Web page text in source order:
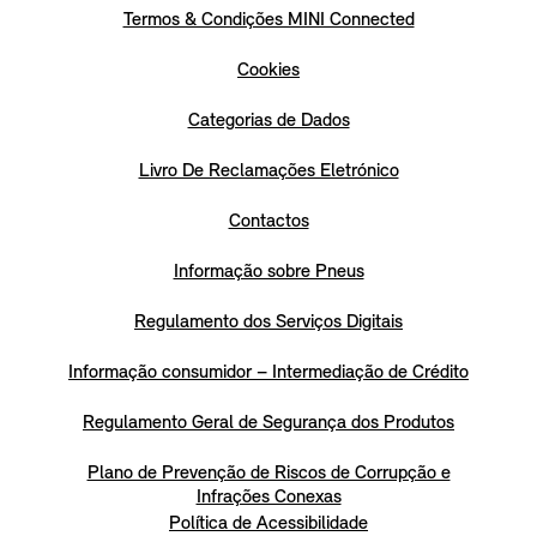
Termos & Condições MINI Connected
Cookies
Categorias de Dados
Livro De Reclamações Eletrónico
Contactos
Informação sobre Pneus
Regulamento dos Serviços Digitais
Informação consumidor – Intermediação de Crédito
Regulamento Geral de Segurança dos Produtos
Plano de Prevenção de Riscos de Corrupção e
Infrações Conexas
Política de Acessibilidade